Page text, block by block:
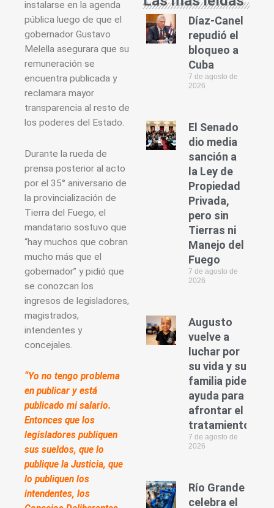
instalarse en la agenda
pública luego de que el
gobernador Gustavo
Melella asegurara que su
remuneración se
encuentra publicada y
reclamara mayor
transparencia al resto de
los poderes del Estado.
Durante la rueda de
prensa posterior al acto
por el 35° aniversario de
la provincialización de
Tierra del Fuego, el
mandatario sostuvo que
“hay muchos que cobran
mucho más que el
gobernador” y pidió que
se conozcan los
ingresos de legisladores,
magistrados,
intendentes y
concejales.
“Yo no tengo problema
en publicar y está
publicado mi salario.
Entonces que los
legisladores publiquen
sus sueldos, que lo
publique la Justicia, que
lo publiquen los
intendentes, los
Díaz-Canel
repudió el
bloqueo a
Cuba
7 de agosto de
2026
El Senado
dio media
sanción a
la Ley de
Propiedad
Privada,
pero sin
Tierras ni
Manejo del
Fuego
7 de agosto de
2026
Augusto
vuelve a
luchar por
su vida y su
familia pide
ayuda para
afrontar el
tratamiento
7 de agosto de
2026
Río Grande
celebra el